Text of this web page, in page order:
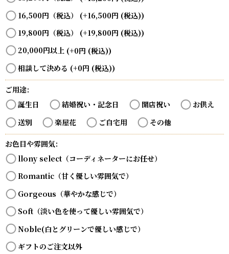
16,500円（税込） (+16,500円 (税込))
19,800円（税込） (+19,800円 (税込))
20,000円以上 (+0円 (税込))
相談して決める (+0円 (税込))
ご用途:
誕生日
結婚祝い・記念日 開店祝い
お供え
送別
楽屋花 ご自宅用 その他
お色目や雰囲気:
llony select（コーディネーターにお任せ）
Romantic（甘く優しい雰囲気で）
Gorgeous（華やかな感じで）
Soft（淡い色を使って優しい雰囲気で）
Noble(白とグリーンで優しい感じで）
ギフトのご注文以外